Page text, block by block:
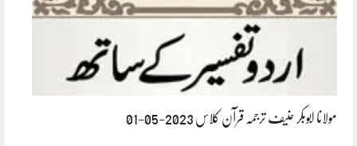
مولانا ابوبکر حنیف ترجمہ قرآن کلاس 2023-05-01